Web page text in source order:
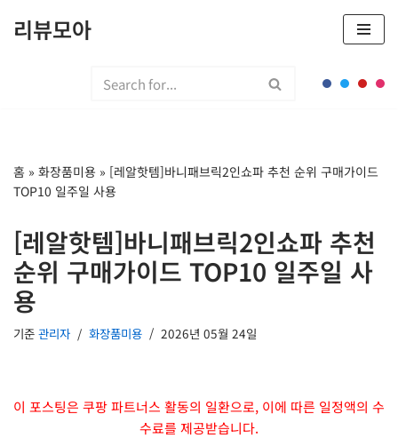
뛰
기
리뷰모아
홈 » 화장품미용 » [레알핫템]바니패브릭2인쇼파 추천 순위 구매가이드
TOP10 일주일 사용
[레알핫템]바니패브릭2인쇼파 추천
순위 구매가이드 TOP10 일주일 사
용
기준 관리자 화장품미용 2026년 05월 24일
이 포스팅은 쿠팡 파트너스 활동의 일환으로, 이에 따른 일정액의 수
수료를 제공받습니다.